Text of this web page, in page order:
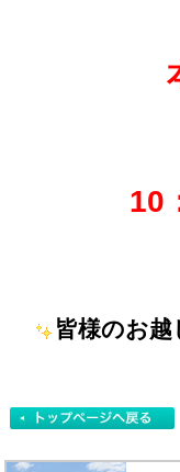
10
皆様のお